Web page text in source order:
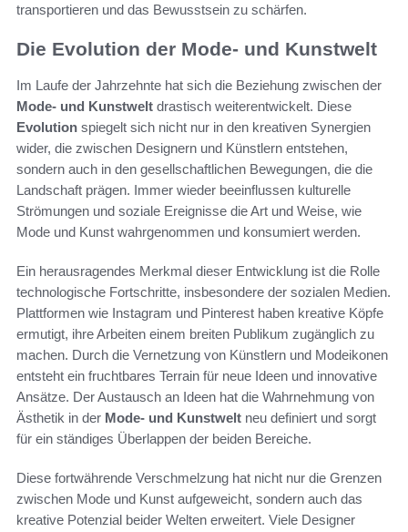
transportieren und das Bewusstsein zu schärfen.
Die Evolution der Mode- und Kunstwelt
Im Laufe der Jahrzehnte hat sich die Beziehung zwischen der
Mode- und Kunstwelt drastisch weiterentwickelt. Diese
Evolution spiegelt sich nicht nur in den kreativen Synergien
wider, die zwischen Designern und Künstlern entstehen,
sondern auch in den gesellschaftlichen Bewegungen, die die
Landschaft prägen. Immer wieder beeinflussen kulturelle
Strömungen und soziale Ereignisse die Art und Weise, wie
Mode und Kunst wahrgenommen und konsumiert werden.
Ein herausragendes Merkmal dieser Entwicklung ist die Rolle
technologische Fortschritte, insbesondere der sozialen Medien.
Plattformen wie Instagram und Pinterest haben kreative Köpfe
ermutigt, ihre Arbeiten einem breiten Publikum zugänglich zu
machen. Durch die Vernetzung von Künstlern und Modeikonen
entsteht ein fruchtbares Terrain für neue Ideen und innovative
Ansätze. Der Austausch an Ideen hat die Wahrnehmung von
Ästhetik in der Mode- und Kunstwelt neu definiert und sorgt
für ein ständiges Überlappen der beiden Bereiche.
Diese fortwährende Verschmelzung hat nicht nur die Grenzen
zwischen Mode und Kunst aufgeweicht, sondern auch das
kreative Potenzial beider Welten erweitert. Viele Designer